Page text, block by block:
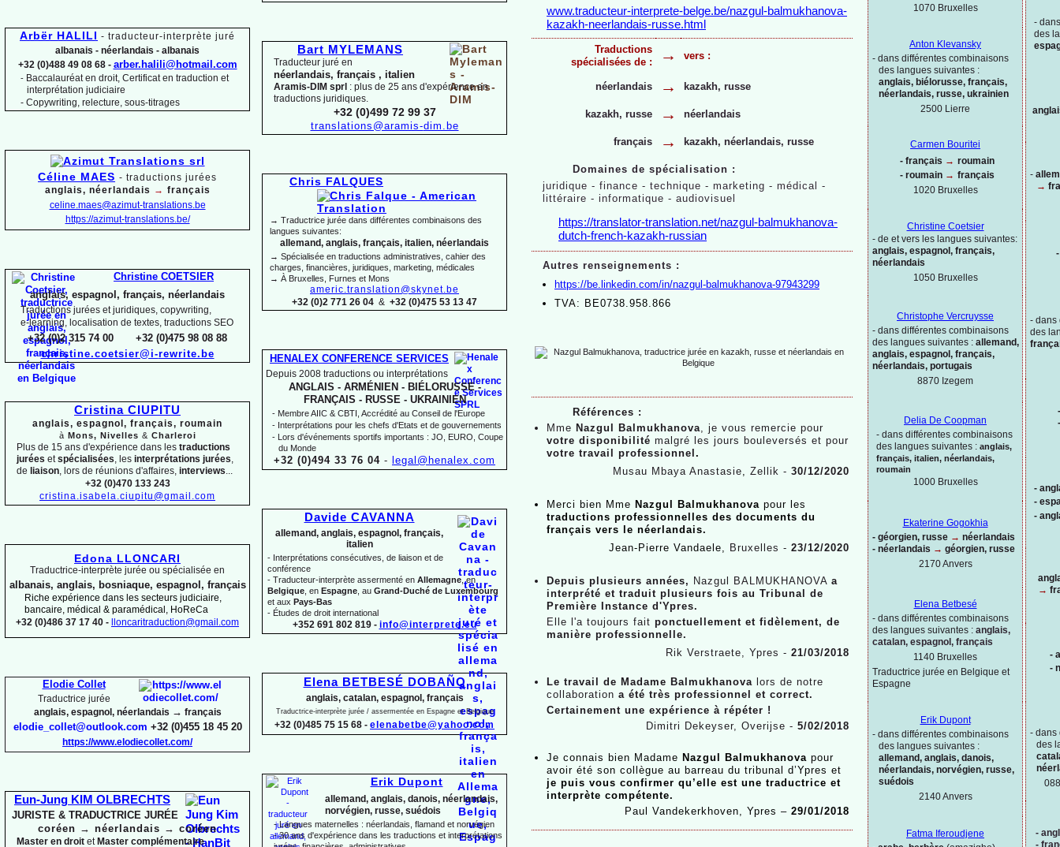
-
des
-
→
-
- dans
des
-
-
-
-
-
→
-
-
- dans
des
-
-
1070 Bruxelles
Anton Klevansky
- dans différentes combinaisons
des langues suivantes :
anglais, biélorusse, français,
néerlandais, russe, ukrainien
2500 Lierre
Carmen Bouritei
- français → roumain
- roumain → français
1020 Bruxelles
Christine Coetsier
- de et vers les langues suivantes:
anglais, espagnol, français,
néerlandais
1050 Bruxelles
Christophe Vercruysse
- dans différentes combinaisons
des langues suivantes : allemand,
anglais, espagnol, français,
néerlandais, portugais
8870 Izegem
Delia De Coopman
- dans différentes combinaisons
des langues suivantes : anglais,
français, italien, néerlandais,
roumain
1000 Bruxelles
Ekaterine Gogokhia
- géorgien, russe → néerlandais
- néerlandais → géorgien, russe
2170 Anvers
Elena Betbesé
- dans différentes combinaisons
des langues suivantes : anglais,
catalan, espagnol, français
1140 Bruxelles
Traductrice jurée en Belgique et
Espagne
Erik Dupont
- dans différentes combinaisons
des langues suivantes :
allemand, anglais, danois,
néerlandais, norvégien, russe,
suédois
2140 Anvers
Fatma Iferoudjene
Bart MYLEMANS
Traducteur juré en
néerlandais, français , italien
Aramis-DIM sprl : plus de 25 ans d'expérience en
traductions juridiques.
+32 (0)499 72 99 37
translations@aramis-dim.be
Chris FALQUES
→ Traductrice jurée dans différentes combinaisons des
langues suivantes:
allemand, anglais, français, italien, néerlandais
→ Spécialisée en traductions administratives, cahier des
charges, financières, juridiques, marketing, médicales
→ À Bruxelles, Furnes et Mons
americ.translation@skynet.be
+32 (0)2 771 26 04 & +32 (0)475 53 13 47
HENALEX CONFERENCE SERVICES
Depuis 2008 traductions ou interprétations
ANGLAIS -ARMÉNIEN -BIÉLORUSSE -
FRANÇAIS -RUSSE -UKRAINIEN
- Membre AIIC & CBTI, Accrédité au Conseil de l'Europe
- Interprétations pour les chefs d'Etats et de gouvernements
- Lors d'événements sportifs importants : JO, EURO, Coupe
du Monde
+32 (0)494 33 76 04 - legal@henalex.com
Davide CAVANNA
allemand, anglais, espagnol, français,
italien
- Interprétations consécutives, de liaison et de
conférence
- Traducteur-interprète assermenté en Allemagne , en
Belgique , en Espagne , au Grand-Duché de Luxembourg
et aux Pays-Bas
- Études de droit international
+352 691 802 819 - info@interprete.eu
Elena BETBESÉ DOBAÑO
anglais, catalan, espagnol, français
Traductrice-interprète jurée / assermentée en Espagne et Belgique
+32 (0)485 75 15 68 - elenabetbe@yahoo.com
Erik Dupont
allemand, anglais, danois, néerlandais,
norvégien, russe, suédois
-Langues maternelles : néerlandais, flamand et norvégien
-30 ans d'expérience dans les traductions et interprétations
Arbër HALILI - traducteur-interprète juré
albanais - néerlandais - albanais
+32 (0)488 49 08 68 - arber.halili@hotmail.com
- Baccalauréat en droit, Certificat en traduction et
interprétation judiciaire
- Copywriting, relecture, sous-titrages
Céline MAES - traductions jurées
anglais, néerlandais → français
celine.maes@azimut-translations.be
https://azimut-translations.be/
Christine COETSIER
anglais, espagnol, français, néerlandais
Traductions jurées et juridiques, copywriting,
e- learning, localisation de textes, traductions SEO
+32 (0)2 315 74 00 +32 (0)475 98 08 88
christine.coetsier@i-rewrite.be
Cristina CIUPITU
anglais, espagnol, français, roumain
à Mons, Nivelles & Charleroi
Plus de 15 ans d'expérience dans les traductions
jurées etspécialisées, les interprétations jurées,
de liaison, lors de réunions d'affaires, interviews...
+32 (0)470 133 243
cristina.isabela.ciupitu@gmail.com
Edona LLONCARI
Traductrice-interprète jurée ou spécialisée en
albanais, anglais, bosniaque, espagnol, français
Riche expérience dans les secteurs judiciaire,
bancaire, médical & paramédical, HoReCa
+32 (0)486 37 17 40 -
lloncaritraduction@gmail.com
Elodie Collet
Traductrice jurée
anglais, espagnol, néerlandais → français
elodie_collet@outlook.com +32 (0)455 18 45 20
https://www.elodiecollet.com/
Eun-Jung KIM OLBRECHTS
JURISTE & TRADUCTRICE JURÉE
coréen → néerlandais → coréen
Master en droit etMaster complémentaire
www.traducteur-interprete-belge.be/nazgul-balmukhanova-
kazakh-neerlandais-russe.html
Traductions
spécialisées de :
→ vers :
néerlandais → kazakh, russe
kazakh, russe → néerlandais
français → kazakh, néerlandais, russe
Domaines de spécialisation :
juridique - finance - technique - marketing - médical -
littéraire - informatique - audiovisuel
https://translator-translation.net/nazgul-balmukhanova-
dutch-french-kazakh-russian
Autres renseignements :
https://be.linkedin.com/in/nazgul-balmukhanova-97943299
TVA: BE0738.958.866
Références :
Mme Nazgul Balmukhanova, je vous remercie pour
votre disponibilité malgré les jours bouleversés et pour
votre travail professionnel .
Musau Mbaya Anastasie
Zellik - 30/12/2020
Merci bien Mme Nazgul Balmukhanova pour les
traductions professionnelles des documents du
français vers le néerlandais.
Jean-Pierre Vandaele, Bruxelles - 23/12/2020
Depuis plusieurs années, Nazgul BALMUKHANOVA a
interprété et traduit plusieurs fois au Tribunal de
Première Instance d'Ypres.
Elle l'a toujours fait ponctuellement et fidèlement, de
manière professionnelle.
Rik Verstraete, Ypres - 21/03/2018
Le travail de Madame Balmukhanova lors de notre
collaboration a été très professionnel et correct.
Certainement une expérience à répéter !
Dimitri Dekeyser, Overijse - 5/02/2018
Je connais bien Madame Nazgul Balmukhanova pour
avoir été son collègue au barreau du tribunal d’Ypres et
je puis vous confirmer qu’elle est une traductrice et
interprète compétente.
Paul Vandekerkhoven, Ypres – 29/01/2018